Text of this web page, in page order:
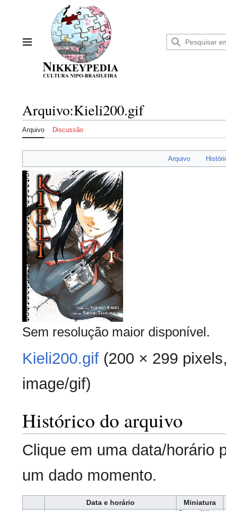
Menu principal
Arquivo:Kieli200.gif
Arquivo Discussão
Arquivo
Sem resolução maior disponível.
Kieli200.gif (200 × 299
image/gif)
Histórico do arquivo
Clique em uma data/horário
um dado momento.
Data e horário
Miniatura